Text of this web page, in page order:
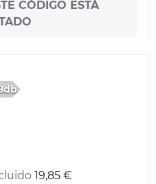
CÓDIGO ESTÁ
19,85 €